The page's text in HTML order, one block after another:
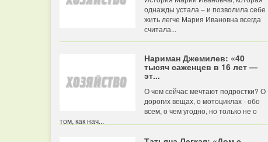
однажды устала – и позволила себе
жить легче Мария Ивановна всегда
считала...
Нариман Джемилев: «40
тысяч саженцев в 16 лет —
эт...
О чем сейчас мечтают подростки? О
дорогих вещах, о мотоциклах - обо
всем, о чем угодно, но только не о
том, как нач...